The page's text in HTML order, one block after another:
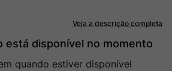
Veja a descrição completa
está disponível no momento
quando estiver disponível